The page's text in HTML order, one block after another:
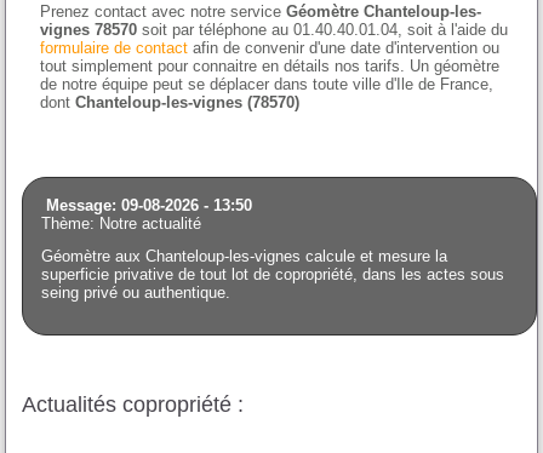
Prenez contact avec notre serviceGéomètre Chanteloup-les-
vignes 78570 soit par téléphone au 01.40.40.01.04, soit à l'aide du
formulaire de contact afin de convenir d'une date d'intervention ou
tout simplement pour connaitre en détails nos tarifs. Un géomètre
de notre équipe peut se déplacer dans toute ville d'Ile de France,
dontChanteloup-les-vignes (78570)
Message: 09-08-2026 - 13:50
Thème: Notre actualité
Géomètre aux Chanteloup-les-vignes calcule et mesure la
superficie privative de tout lot de copropriété, dans les actes sous
seing privé ou authentique.
Actualités copropriété :